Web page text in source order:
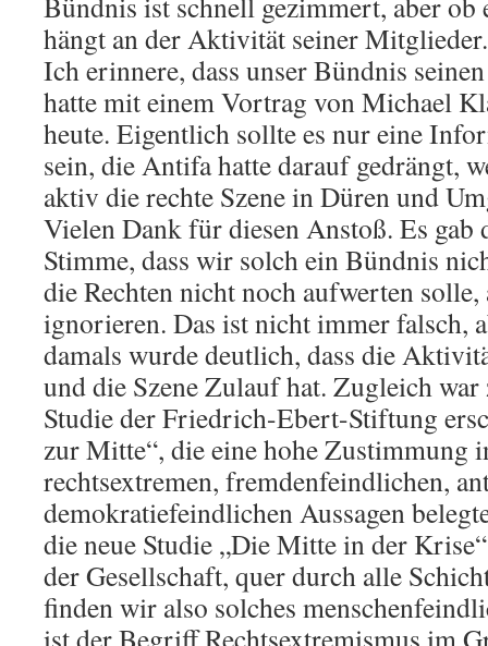
hängt an der Aktivität seiner Mitglieder.
Ich erinnere, dass unser Bündnis
hatte mit einem Vortrag von Michael
heute. Eigentlich sollte es nur eine
sein, die Antifa hatte darauf gedrängt,
aktiv die rechte Szene in Düren und
Vielen Dank für diesen Anstoß. Es gab
Stimme, dass wir solch ein Bündnis
die Rechten nicht noch aufwerten solle,
ignorieren. Das ist nicht immer falsch,
damals wurde deutlich, dass die
und die Szene Zulauf hat. Zugleich
Studie der Friedrich-Ebert-Stiftung
zur Mitte“, die eine hohe Zustimmung
rechtsextremen, fremdenfeindlichen,
demokratiefeindlichen Aussagen
die neue Studie „Die Mitte in der
der Gesellschaft, quer durch alle
finden wir also solches
ist der Begriff Rechtsextremismus im